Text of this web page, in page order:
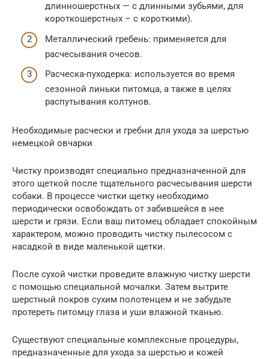
длинношерстных — с длинными зубьями, для
короткошерстных – с короткими).
Металлический гребень: применяется для
расчесывания очесов.
Расческа-пуходерка: используется во время
сезонной линьки питомца, а также в целях
распутывания колтунов.
Необходимые расчески и гребни для ухода за шерстью
немецкой овчарки
Чистку производят специально предназначенной для
этого щеткой после тщательного расчесывания шерсти
собаки. В процессе чистки щетку необходимо
периодически освобождать от забившейся в нее
шерсти и грязи. Если ваш питомец обладает спокойным
характером, можно проводить чистку пылесосом с
насадкой в виде маленькой щетки.
После сухой чистки проведите влажную чистку шерсти
с помощью специальной мочалки. Затем вытрите
шерстный покров сухим полотенцем и не забудьте
протереть питомцу глаза и уши влажной тканью.
Существуют специальные комплексные процедуры,
предназначенные для ухода за шерстью и кожей